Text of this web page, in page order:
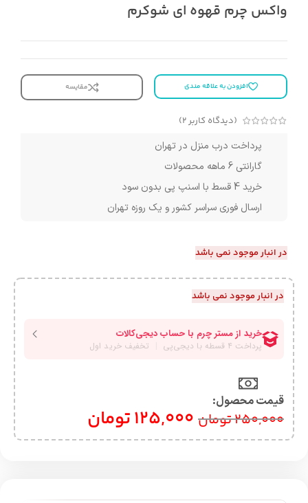
واکس چرم قهوه ای شوکرم
افزودن به علاقه مندی مقایسه
(دیدگاه کاربر2
)
پرداخت درب منزل در تهران
گارانتی 6 ماهه محصولات
خرید 4 قسط با اسنپ پی بدون سود
ارسال فوری سراسر کشور و یک روزه تهران
در انبار موجود نمی باشد
در انبار موجود نمی باشد
قیمت محصول:​
250,000تومان 125,000تومان